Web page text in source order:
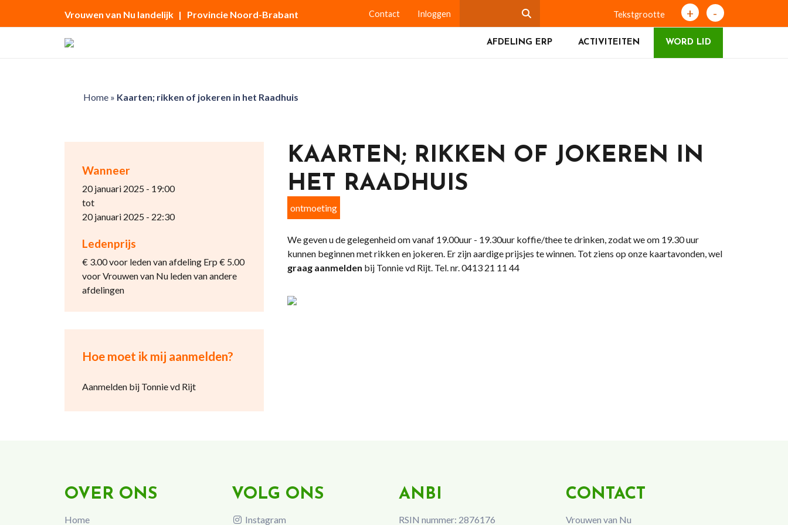
Vrouwen van Nu landelijk | Provincie Noord-Brabant Contact Inloggen Tekstgrootte + -
AFDELING ERP ACTIVITEITEN WORD LID
Home» Kaarten; rikken of jokeren in het Raadhuis
Wanneer
20 januari 2025 - 19:00
tot
20 januari 2025 - 22:30
Ledenprijs
€ 3.00 voor leden van afdeling Erp € 5.00
voor Vrouwen van Nu leden van andere
afdelingen
Hoe moet ik mij aanmelden?
Aanmelden bij Tonnie vd Rijt
KAARTEN; RIKKEN OF JOKEREN IN
HET RAADHUIS
ontmoeting
We geven u de gelegenheid om vanaf 19.00uur - 19.30uur koffie/thee te drinken, zodat we om 19.30 uur
kunnen beginnen met rikken en jokeren. Er zijn aardige prijsjes te winnen. Tot ziens op onze kaartavonden, wel
graag aanmelden bij Tonnie vd Rijt. Tel. nr. 0413 21 11 44
OVER ONS
Home
VOLG ONS
Instagram
ANBI
RSIN nummer: 2876176
CONTACT
Vrouwen van Nu